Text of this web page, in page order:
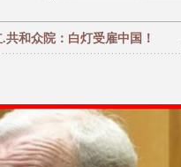
和众院：白灯受雇中国！